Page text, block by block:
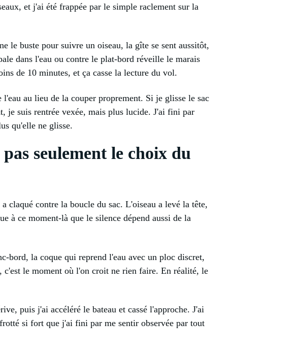
et j'ai été frappée par le simple raclement sur la
le buste pour suivre un oiseau, la gîte se sent aussitôt,
dans l'eau ou contre le plat-bord réveille le marais
de 10 minutes, et ça casse la lecture du vol.
au lieu de la couper proprement. Si je glisse le sac
je suis rentrée vexée, mais plus lucide. J'ai fini par
qu'elle ne glisse.
seulement le choix du
claqué contre la boucle du sac. L'oiseau a levé la tête,
à ce moment-là que le silence dépend aussi de la
bord, la coque qui reprend l'eau avec un ploc discret,
c'est le moment où l'on croit ne rien faire. En réalité, le
puis j'ai accéléré le bateau et cassé l'approche. J'ai
si fort que j'ai fini par me sentir observée par tout